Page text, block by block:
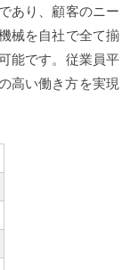
あり、顧客のニー
械を自社で全て揃
能です。従業員平
高い働き方を実現